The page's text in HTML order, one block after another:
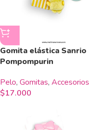
Gomita elástica Sanrio
Pompompurin
Pelo, Gomitas, Accesorios
$17.000